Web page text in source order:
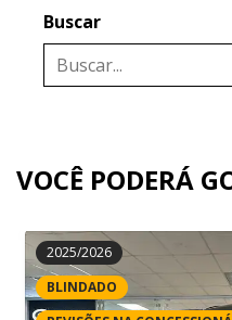
Buscar
VOCÊ PODERÁ
2025/2026
BLINDADO